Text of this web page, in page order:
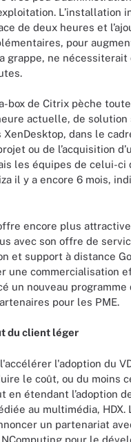
L’installation
de deux heures et
pour
grappe, ne nécessiterait
box de Citrix pèche
actuelle, de
dans le
ou de l’acquisition
les équipes de celui-ci
il y a encore 6 mois,
encore plus
avec son offre de
et support à distance
une commercialisation
un nouveau programme
pour les PME.
du client léger
l'adoption du
le coût, ou du moins
en étendant l’adoption
au multimédia, HDX.
un partenariat
pour le